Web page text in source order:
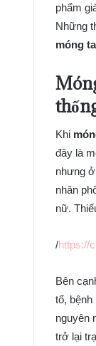
phẩm
Những
móng
Khi
đây là
nhưng
nhân
nữ.
/https://
Bên
tố, bệnh
nguyên
trở lại